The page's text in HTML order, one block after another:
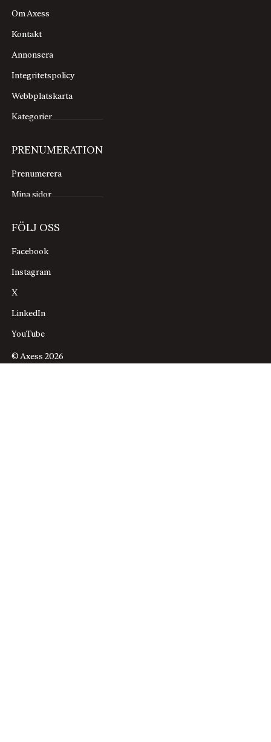
Om Axess
Kontakt
Annonsera
Integritetspolicy
Webbplatskarta
Kategorier
PRENUMERATION
Prenumerera
Mina sidor
FÖLJ OSS
Facebook
Instagram
X
LinkedIn
YouTube
© Axess 2026